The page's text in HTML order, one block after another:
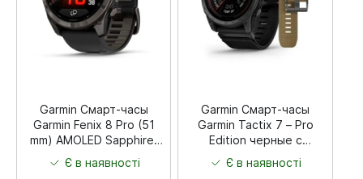
Garmin Смарт-часы
Garmin Fenix ​​8 Pro (51
mm) AMOLED Sapphire,
титан Carbon Gray DLC с
силиконовым черно-
Є в наявності
Garmin Смарт-часы
Garmin Tactix 7 – Pro
Edition черные с
нейлоновыми
ремешками черного и
Є в наявності